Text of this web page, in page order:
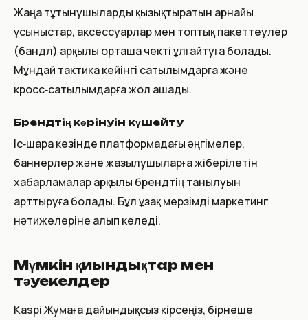
Жаңа тұтынушыларды қызықтыратын арнайы
ұсыныстар, аксессуарлар мен топтық пакеттеулер
(бандл) арқылы орташа чекті ұлғайтуға болады.
Мұндай тактика кейінгі сатылымдарға және
кросс‑сатылымдарға жол ашады.
Брендтің көрінуін күшейту
Іс‑шара кезінде платформадағы әңгімелер,
баннерлер және жазылушыларға жіберілетін
хабарламалар арқылы брендтің танылуын
арттыруға болады. Бұл ұзақ мерзімді маркетинг
нәтижелеріне алып келеді.
Мүмкін қиындықтар мен
тәуекелдер
Kaspi Жумаға дайындықсыз кірсеңіз, бірнеше